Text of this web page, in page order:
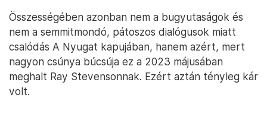
Összességében azonban nem a bugyutaságok és
nem a semmitmondó, pátoszos dialógusok miatt
csalódás A Nyugat kapujában, hanem azért, mert
nagyon csúnya búcsúja ez a 2023 májusában
meghalt Ray Stevensonnak. Ezért aztán tényleg kár
volt.